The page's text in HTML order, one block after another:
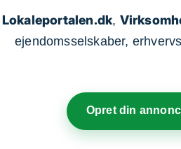
Lokaleportalen.dk,
ejendomsselskaber,
Opret din